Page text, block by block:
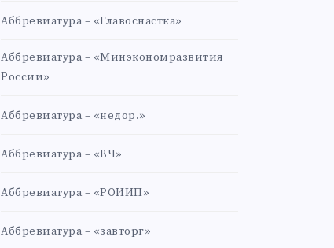
Аббревиатура – «Главоснастка»
Аббревиатура – «Минэкономразвития
России»
Аббревиатура – «недор.»
Аббревиатура – «ВЧ»
Аббревиатура – «РОИИП»
Аббревиатура – «завторг»